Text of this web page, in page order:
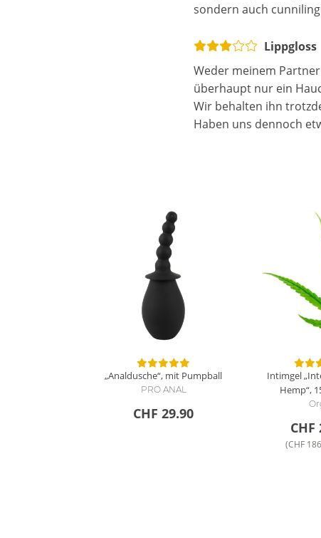
sondern auch
Lippgloss
Weder meinem
überhaupt nur ein
Wir behalten ihn
Haben uns dennoch
„Analdusche“, mit Pumpball
PRO ANAL
CHF 29.90
Intimgel
Hemp“,
CHF
(CHF